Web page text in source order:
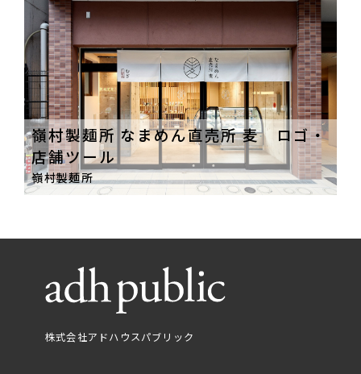
嶺村製麺所 なまめん直売所 麦 ロゴ・
店舗ツール
嶺村製麺所
株式会社アドハウスパブリック